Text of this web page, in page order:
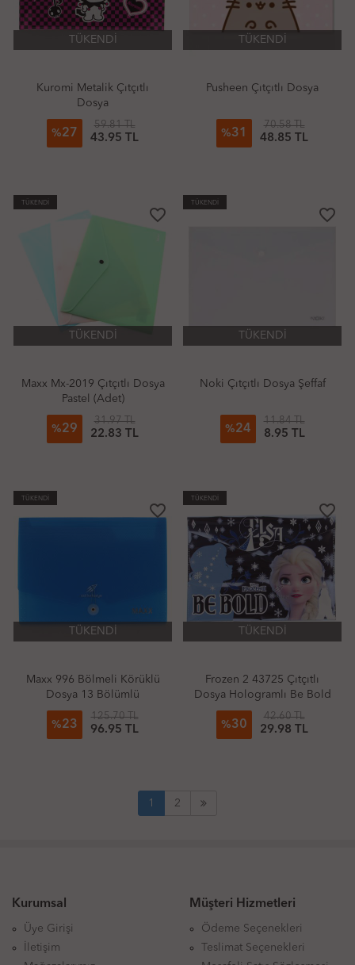
TÜKENDİ
Kuromi Metalik Çıtçıtlı
Dosya
%27
59.81 TL
43.95 TL
TÜKENDİ
Pusheen Çıtçıtlı Dosya
%31
70.58 TL
48.85 TL
TÜKENDİ
favorite_border
TÜKENDİ
Maxx Mx-2019 Çıtçıtlı Dosya
Pastel (Adet)
%29
31.97 TL
22.83 TL
TÜKENDİ
favorite_border
TÜKENDİ
Noki Çıtçıtlı Dosya Şeffaf
%24
11.84 TL
8.95 TL
TÜKENDİ
favorite_border
TÜKENDİ
Maxx 996 Bölmeli Körüklü
Dosya 13 Bölümlü
%23
125.70 TL
96.95 TL
TÜKENDİ
favorite_border
TÜKENDİ
Frozen 2 43725 Çıtçıtlı
Dosya Hologramlı Be Bold
%30
42.60 TL
29.98 TL
1 2
Kurumsal
Üye Girişi
İletişim
Müşteri Hizmetleri
Ödeme Seçenekleri
Teslimat Seçenekleri